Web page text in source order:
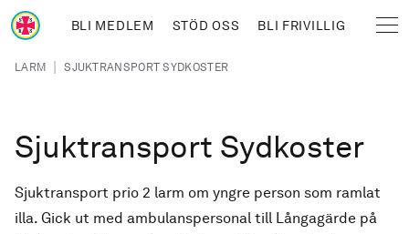
Hoppa till huvudinnehåll
BLI MEDLEM STÖD OSS BLI FRIVILLIG
Länkstig
LARM | SJUKTRANSPORT SYDKOSTER
Sjuktransport Sydkoster
Sjuktransport prio 2 larm om yngre person som ramlat
illa. Gick ut med ambulanspersonal till Långagärde på